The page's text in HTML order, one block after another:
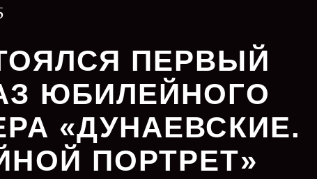
ПЕРВЫЙ
ЮБИЛЕЙНОГО
«ДУНАЕВСКИЕ.
ПОРТРЕТ»